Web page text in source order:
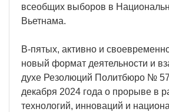
всеобщих выборов в
Вьетнама.
В-пятых, активно и
новый формат деятельности и
духе Резолюций Политбюро №
декабря 2024 года о прорыве в
технологий, инноваций и